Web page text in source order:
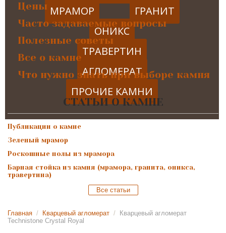
МРАМОР
ГРАНИТ
ОНИКС
ТРАВЕРТИН
АГЛОМЕРАТ
ПРОЧИЕ КАМНИ
Цены
Часто задаваемые вопросы
Полезные советы
Все о камне
Что нужно знать при выборе камня
СТАТЬИ О КАМНЕ
Публикации о камне
Зеленый мрамор
Роскошные полы из мрамора
Барная стойка из камня (мрамора, гранита, оникса,
травертина)
Все статьи
Главная / Кварцевый агломерат /
Кварцевый агломерат
Technistone Crystal Royal